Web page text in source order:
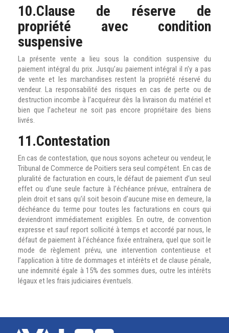
10.Clause de réserve de
propriété avec condition
suspensive
La présente vente a lieu sous la condition suspensive du
paiement intégral du prix. Jusqu’au paiement intégral il n’y a pas
de vente et les marchandises restent la propriété réservé du
vendeur. La responsabilité des risques en cas de perte ou de
destruction incombe à l’acquéreur dès la livraison du matériel et
bien que l’acheteur ne soit pas encore propriétaire des biens
livrés.
11.Contestation
En cas de contestation, que nous soyons acheteur ou vendeur, le
Tribunal de Commerce de Poitiers sera seul compétent. En cas de
pluralité de facturation en cours, le défaut de paiement d’un seul
effet ou d’une seule facture à l’échéance prévue, entraînera de
plein droit et sans qu’il soit besoin d’aucune mise en demeure, la
déchéance du terme pour toutes les facturations en cours qui
deviendront immédiatement exigibles. En outre, de convention
expresse et sauf report sollicité à temps et accordé par nous, le
défaut de paiement à l’échéance fixée entraînera, quel que soit le
mode de règlement prévu, une intervention contentieuse et
l’application à titre de dommages et intérêts et de clause pénale,
une indemnité égale à 15% des sommes dues, outre les intérêts
légaux et les frais judiciaires éventuels.